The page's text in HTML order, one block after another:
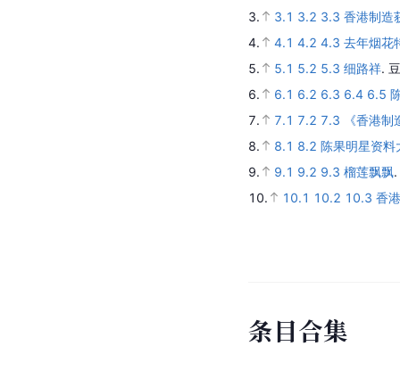
3.
3.1 3.2 3.3 香港制造
4.
4.1 4.2 4.3 去年烟花
5.
5.1 5.2 5.3 细路祥.
6.
6.1 6.2 6.3 6.4 6.5
7.
7.1 7.2 7.3
《香港
8.
8.1 8.2 陈果明星资
9.
9.1 9.2 9.3 榴莲飘飘.
10.
10.1 10.2 10.3 香
条目合集